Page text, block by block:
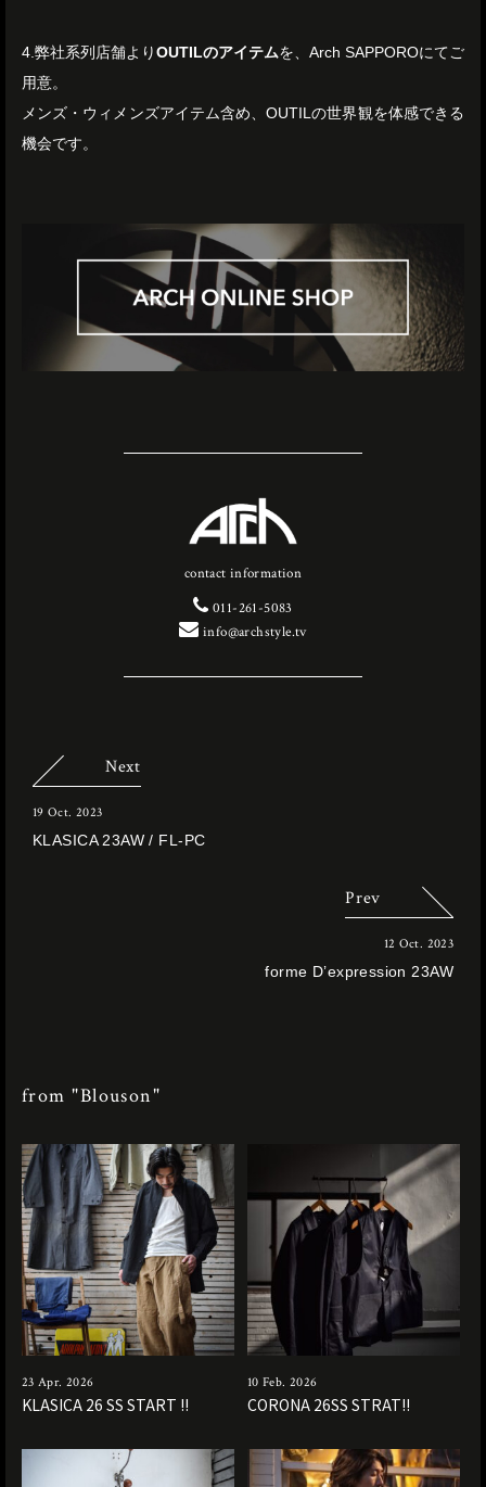
4.弊社系列店舗よりOUTILのアイテムを、Arch SAPPOROにてご
用意。
メンズ・ウィメンズアイテム含め、OUTILの世界観を体感できる
機会です。
contact information
011-261-5083
info@archstyle.tv
Next
19 Oct. 2023
KLASICA 23AW / FL-PC
Prev
12 Oct. 2023
forme D’expression 23AW
from "Blouson"
23 Apr. 2026
KLASICA 26 SS START !!
10 Feb. 2026
CORONA 26SS STRAT!!